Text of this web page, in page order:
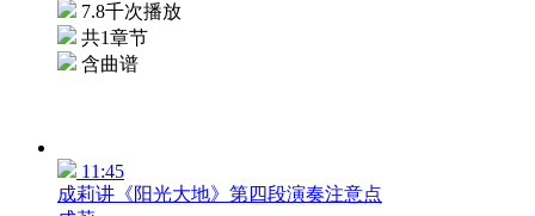
7.8千次播放
共1章节
含曲谱
11:45
成莉讲《阳光大地》第四段演奏注意点